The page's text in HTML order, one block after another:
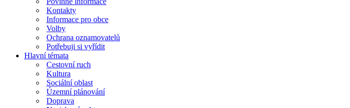
Kontakty
Informace pro obce
Volby
Ochrana oznamovatelů
Potřebuji si vyřídit
Hlavní témata
Cestovní ruch
Kultura
Sociální oblast
Územní plánování
Doprava